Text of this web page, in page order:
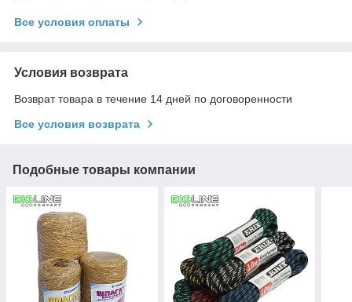
Все условия оплаты
Условия возврата
Возврат товара в течение 14 дней по договоренности
Все условия возврата
Подобные товары компании